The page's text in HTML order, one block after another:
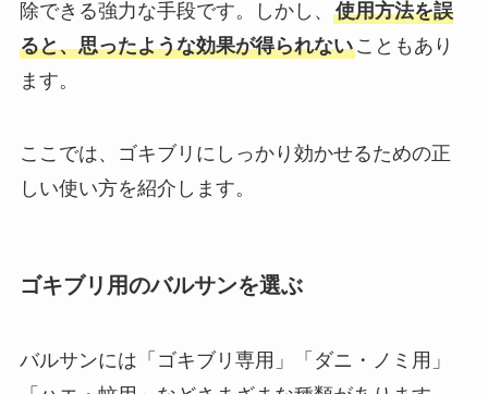
除できる強力な手段です。しかし、 使用方法を誤
ると、思ったような効果が得られないこともあり
ます。
ここでは、ゴキブリにしっかり効かせるための正
しい使い方を紹介します。
ゴキブリ用のバルサンを選ぶ
バルサンには「ゴキブリ専用」「ダニ・ノミ用」